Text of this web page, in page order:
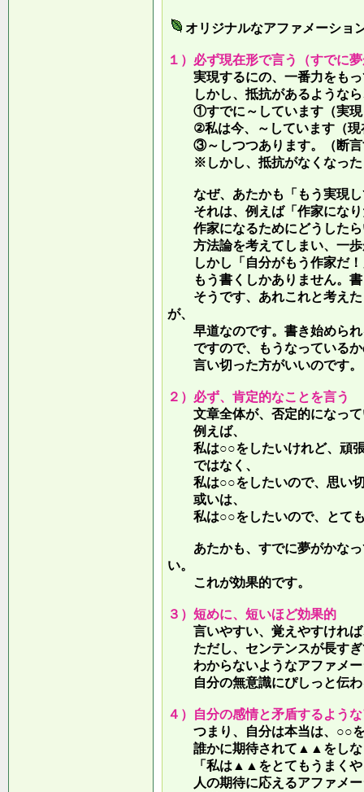
オリジナルなアファメーショ
１）必ず現在形で言う（すでに
実現するにの、一番力をもっ
しかし、抵抗があるような
①すでに～しています（実現
②私は今、～しています（現
③～しつつあります。（断言
※しかし、抵抗がなくなった
なぜ、あたかも「もう実現し
それは、例えば「作家になり
作家になるためにどうしたら
方法論を考えてしまい、一歩
しかし「自分がもう作家だ！
もう書くしかありません。書
そうです、あれこれと考えた
が、
早道なのです。書き始められ
ですので、もうなっているか
言い切った方がいいのです。
２）必ず、肯定的なことを言う
文章全体が、否定的になっ
例えば、
私は○○をしたいけれど、頑張
ではなく、
私は○○をしたいので、思い切
或いは、
私は○○をしたいので、とても
あたかも、すでに夢がかなっ
い。
これが効果的です。
３）短めに、短いほど効果的
言いやすい、覚えやすければ
ただし、センテンスが長すぎ
わからないようなアファメー
自分の無意識にぴしっと伝わ
４）自分の感情と矛盾するよう
つまり、自分は本当は、○○を
誰かに期待されて▲▲をしな
「私は▲▲をとてもうまくや
人の期待に応えるアファメ